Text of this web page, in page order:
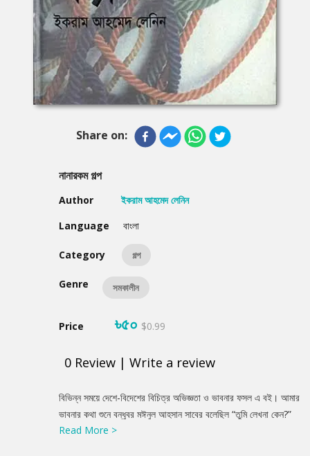
Share on:
নানারকম গল্প
Author
ইকরাম আহমেদ লেনিন
Language
বাংলা
Category গল্প
Genre সমকালীন
Price ৳৫০ $0.99
0 Review | Write a review
Product
Summery
বিভিন্ন সময়ে দেশে-বিদেশের বিচিত্র অভিজ্ঞতা ও ভাবনার ফসল এ বই। আমার
ভাবনার কথা শুনে বন্ধুবর মঈনুল আহসান সাবের বলেছিল “তুমি লেখনা কেন?”
ওর কথায় উৎসাহ পেলেও সাহস পেলাম না। বন্ধু ড. এম এ মোমেন-এর নির্দেশ
Read More >